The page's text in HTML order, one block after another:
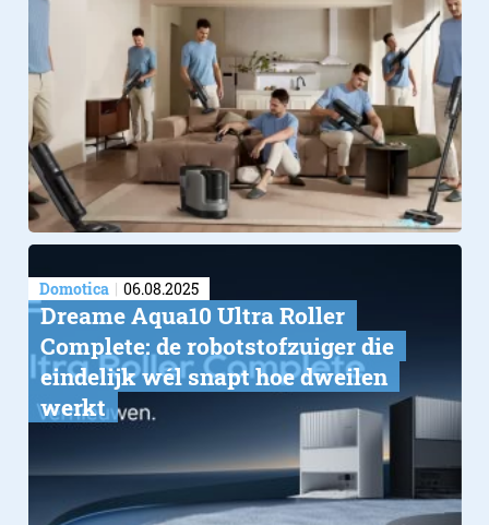
Domotica 06.08.2025
Dreame Aqua10 Ultra Roller
Complete: de robotstofzuiger die
eindelijk wél snapt hoe dweilen
werkt